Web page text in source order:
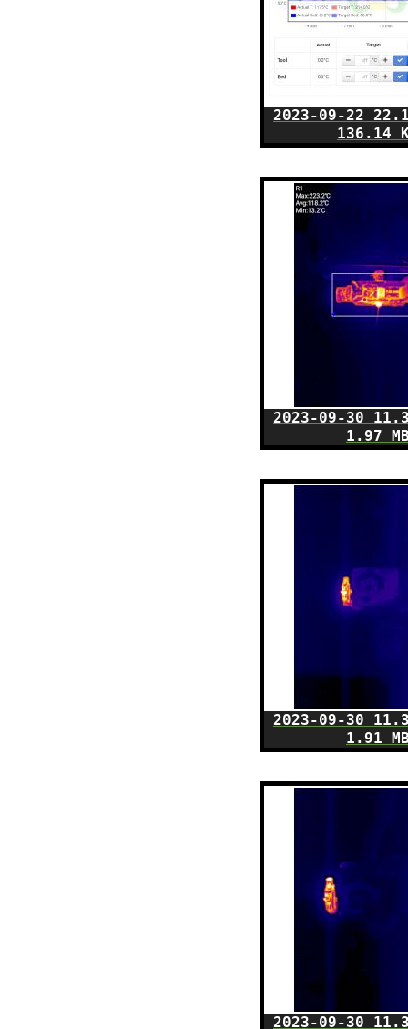
2023-09-22
136.14
2023-09-30
1.97
2023-09-30
1.91
2023-09-30